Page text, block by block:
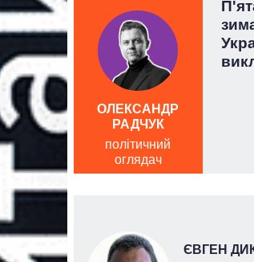
за
ОЛЕКСАНДР
РАДЧУК
політичний
оглядач
ЄВГЕН